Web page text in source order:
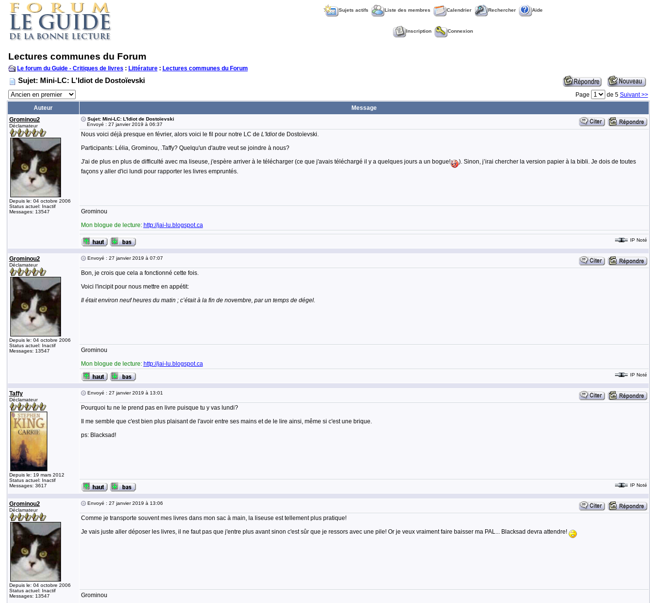
Sujets actifs Liste des membres Calendrier Rechercher Aide
Inscription Connexion
Lectures communes du Forum
Le forum du Guide - Critiques de livres : Littérature: Lectures communes du Forum
Sujet: Mini-LC: L'Idiot de Dostoïevski
Page de 5 Suivant >>
Auteur
Message
Grominou2
Déclamateur
Depuis le: 04 octobre 2006
Status actuel: Inactif
Messages: 13547
Sujet: Mini-LC: L'Idiot de Dostoïevski
Envoyé : 27 janvier 2019 à 06:37
Nous voici déjà presque en février, alors voici le fil pour notre LC de L'Idiotde Dostoïevski.
Participants: Lélia, Grominou, .Taffy? Quelqu'un d'autre veut se joindre à nous?
J'ai de plus en plus de difficulté avec ma liseuse, j'espère arriver à le télécharger (ce que j'avais téléchargé il y a quelques jours a un bogue!
). Sinon, j’irai chercher la version papier à la bibli. Je dois de toutes
façons y aller d'ici lundi pour rapporter les livres empruntés.
Grominou
Mon blogue de lecture: http://jai-lu.blogspot.ca
IP Noté
Grominou2
Déclamateur
Depuis le: 04 octobre 2006
Status actuel: Inactif
Messages: 13547
Envoyé : 27 janvier 2019 à 07:07
Bon, je crois que cela a fonctionné cette fois.
Voici l'incipit pour nous mettre en appétit:
Il était environ neuf heures du matin ; c’était à la fin de novembre, par un temps de dégel.
Grominou
Mon blogue de lecture: http://jai-lu.blogspot.ca
IP Noté
Taffy
Déclamateur
Depuis le: 19 mars 2012
Status actuel: Inactif
Messages: 3617
Envoyé : 27 janvier 2019 à 13:01
Pourquoi tu ne le prend pas en livre puisque tu y vas lundi?
Il me semble que c'est bien plus plaisant de l'avoir entre ses mains et de le lire ainsi, même si c'est une brique.
ps: Blacksad!
IP Noté
Grominou2
Déclamateur
Depuis le: 04 octobre 2006
Status actuel: Inactif
Messages: 13547
Envoyé : 27 janvier 2019 à 13:06
Comme je transporte souvent mes livres dans mon sac à main, la liseuse est tellement plus pratique!
Je vais juste aller déposer les livres, il ne faut pas que j'entre plus avant sinon c'est sûr que je ressors avec une pile! Or je veux vraiment faire baisser ma PAL... Blacksad devra attendre!
Grominou